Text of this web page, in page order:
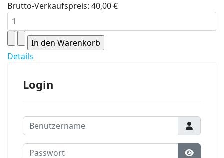
Brutto-Verkaufspreis: 40,00 €
Details
Login
Benutzername
Passwort